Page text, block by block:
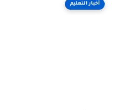
أخبار التعليم